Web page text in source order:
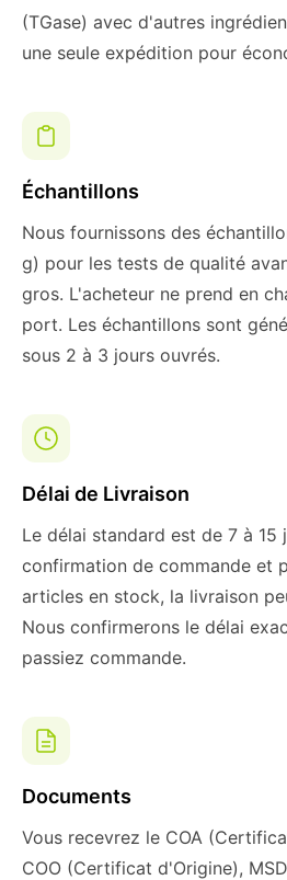
(TGase) avec d'autres
une seule expédition pour
Échantillons
Nous fournissons des
g) pour les tests de qualité
gros. L'acheteur ne prend en
port. Les échantillons sont
sous 2 à 3 jours ouvrés.
Délai de Livraison
Le délai standard est de 7 à 15
confirmation de commande et
articles en stock, la livraison
Nous confirmerons le délai
passiez commande.
Documents
Vous recevrez le COA
COO (Certificat d'Origine),